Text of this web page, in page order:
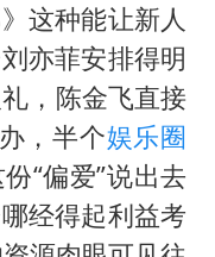
这种能让新人
亦菲安排得明
，陈金飞直接
，半个娱乐圈
“偏爱”说出去
经得起利益考